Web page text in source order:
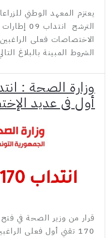
يعتزم المعهد الوطني
الترشح
الاختصاصات فعلى
الشروط المبينة بالبلاغ
أول في عديد
قرار من وزير الصحة في
170 تقني أول فعلى